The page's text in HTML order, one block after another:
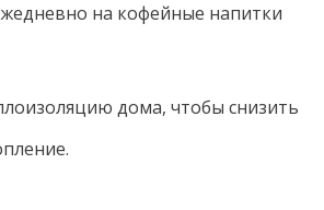
на кофейные напитки
дома, чтобы снизить